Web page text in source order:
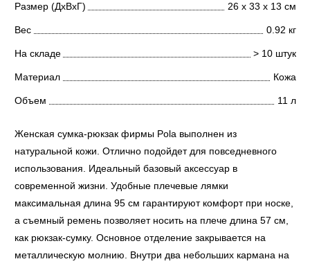
Размер (ДхВхГ) 26 х 33 х 13 см
Вес 0.92 кг
На складе > 10 штук
Материал Кожа
Объем 11 л
Женская сумка-рюкзак фирмы Pola выполнен из
натуральной кожи. Отлично подойдет для повседневного
использования. Идеальный базовый аксессуар в
современной жизни. Удобные плечевые лямки
максимальная длина 95 см гарантируют комфорт при носке,
а съемный ремень позволяет носить на плече длина 57 см,
как рюкзак-сумку. Основное отделение закрывается на
металлическую молнию. Внутри два небольших кармана на